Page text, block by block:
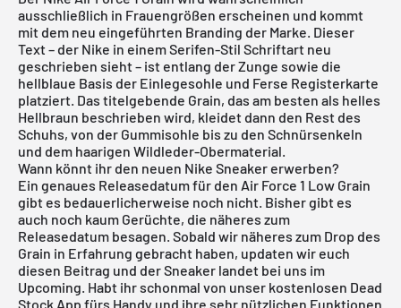
ausschließlich in Frauengrößen erscheinen und kommt
mit dem neu eingeführten Branding der Marke. Dieser
Text – der Nike in einem Serifen-Stil Schriftart neu
geschrieben sieht – ist entlang der Zunge sowie die
hellblaue Basis der Einlegesohle und Ferse Registerkarte
platziert. Das titelgebende Grain, das am besten als helles
Hellbraun beschrieben wird, kleidet dann den Rest des
Schuhs, von der Gummisohle bis zu den Schnürsenkeln
und dem haarigen Wildleder-Obermaterial.
Wann könnt ihr den neuen Nike Sneaker erwerben?
Ein genaues Releasedatum für den Air Force 1 Low Grain
gibt es bedauerlicherweise noch nicht. Bisher gibt es
auch noch kaum Gerüchte, die näheres zum
Releasedatum besagen. Sobald wir näheres zum Drop des
Grain in Erfahrung gebracht haben, updaten wir euch
diesen Beitrag und der Sneaker landet bei uns im
Upcoming. Habt ihr schonmal von unser kostenlosen Dead
Stock App fürs Handy und ihre sehr nützlichen Funktionen